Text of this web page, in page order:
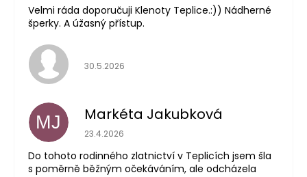
Velmi ráda doporučuji Klenoty Teplice.:)) Nádherné
šperky. A úžasný přístup.
Hodnocení obchodu je 5 z 5 hvězdiček.
30.5.2026
MJ Markéta Jakubková
Hodnocení obchodu je 5 z 5 hvězdiček.
23.4.2026
Do tohoto rodinného zlatnictví v Teplicích jsem šla
s poměrně běžným očekáváním, ale odcházela